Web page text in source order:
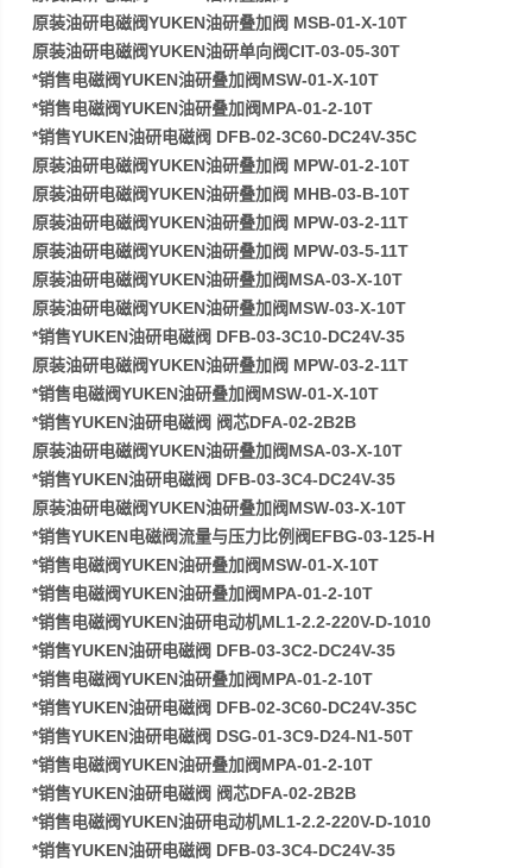
原装油研电磁阀YUKEN油研叠加阀 MSB-01-X-10T
原装油研电磁阀YUKEN油研单向阀CIT-03-05-30T
*销售电磁阀YUKEN油研叠加阀MSW-01-X-10T
*销售电磁阀YUKEN油研叠加阀MPA-01-2-10T
*销售YUKEN油研电磁阀 DFB-02-3C60-DC24V-35C
原装油研电磁阀YUKEN油研叠加阀 MPW-01-2-10T
原装油研电磁阀YUKEN油研叠加阀 MHB-03-B-10T
原装油研电磁阀YUKEN油研叠加阀 MPW-03-2-11T
原装油研电磁阀YUKEN油研叠加阀 MPW-03-5-11T
原装油研电磁阀YUKEN油研叠加阀MSA-03-X-10T
原装油研电磁阀YUKEN油研叠加阀MSW-03-X-10T
*销售YUKEN油研电磁阀 DFB-03-3C10-DC24V-35
原装油研电磁阀YUKEN油研叠加阀 MPW-03-2-11T
*销售电磁阀YUKEN油研叠加阀MSW-01-X-10T
*销售YUKEN油研电磁阀 阀芯DFA-02-2B2B
原装油研电磁阀YUKEN油研叠加阀MSA-03-X-10T
*销售YUKEN油研电磁阀 DFB-03-3C4-DC24V-35
原装油研电磁阀YUKEN油研叠加阀MSW-03-X-10T
*销售YUKEN电磁阀流量与压力比例阀EFBG-03-125-H
*销售电磁阀YUKEN油研叠加阀MSW-01-X-10T
*销售电磁阀YUKEN油研叠加阀MPA-01-2-10T
*销售电磁阀YUKEN油研电动机ML1-2.2-220V-D-1010
*销售YUKEN油研电磁阀 DFB-03-3C2-DC24V-35
*销售电磁阀YUKEN油研叠加阀MPA-01-2-10T
*销售YUKEN油研电磁阀 DFB-02-3C60-DC24V-35C
*销售YUKEN油研电磁阀 DSG-01-3C9-D24-N1-50T
*销售电磁阀YUKEN油研叠加阀MPA-01-2-10T
*销售YUKEN油研电磁阀 阀芯DFA-02-2B2B
*销售电磁阀YUKEN油研电动机ML1-2.2-220V-D-1010
*销售YUKEN油研电磁阀 DFB-03-3C4-DC24V-35